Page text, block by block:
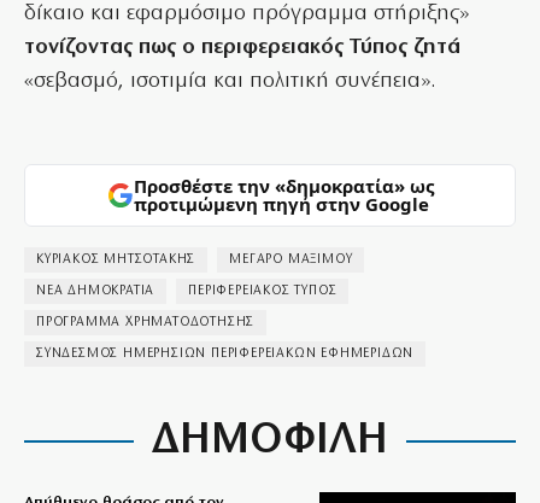
δίκαιο και εφαρμόσιμο πρόγραμμα στήριξης»
τονίζοντας πως ο περιφερειακός Τύπος ζητά
«σεβασμό, ισοτιμία και πολιτική συνέπεια».
Προσθέστε την «δημοκρατία» ως
προτιμώμενη πηγή στην Google
ΚΥΡΙΑΚΟΣ ΜΗΤΣΟΤΑΚΗΣ ΜΕΓΑΡΟ ΜΑΞΙΜΟΥ
ΝΕΑ ΔΗΜΟΚΡΑΤΙΑ ΠΕΡΙΦΕΡΕΙΑΚΟΣ ΤΥΠΟΣ
ΠΡΟΓΡΑΜΜΑ ΧΡΗΜΑΤΟΔΟΤΗΣΗΣ
ΣΎΝΔΕΣΜΟΣ ΗΜΕΡΗΣΊΩΝ ΠΕΡΙΦΕΡΕΙΑΚΏΝ ΕΦΗΜΕΡΊΔΩΝ
ΔΗΜΟΦΙΛΗ